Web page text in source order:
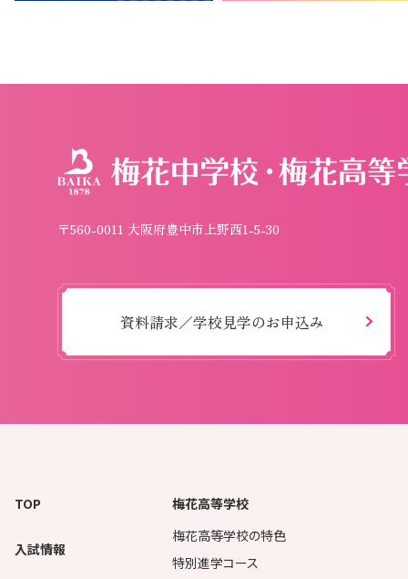
〒560-0011 大阪府豊中市上野西1-5-30
資料請求／学校見学のお申込み
TOP
入試情報
梅花高等学校
梅花高等学校の特色
特別進学コース